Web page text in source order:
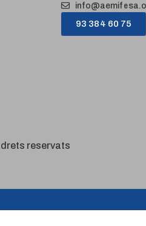
93 384 60 75
reservats